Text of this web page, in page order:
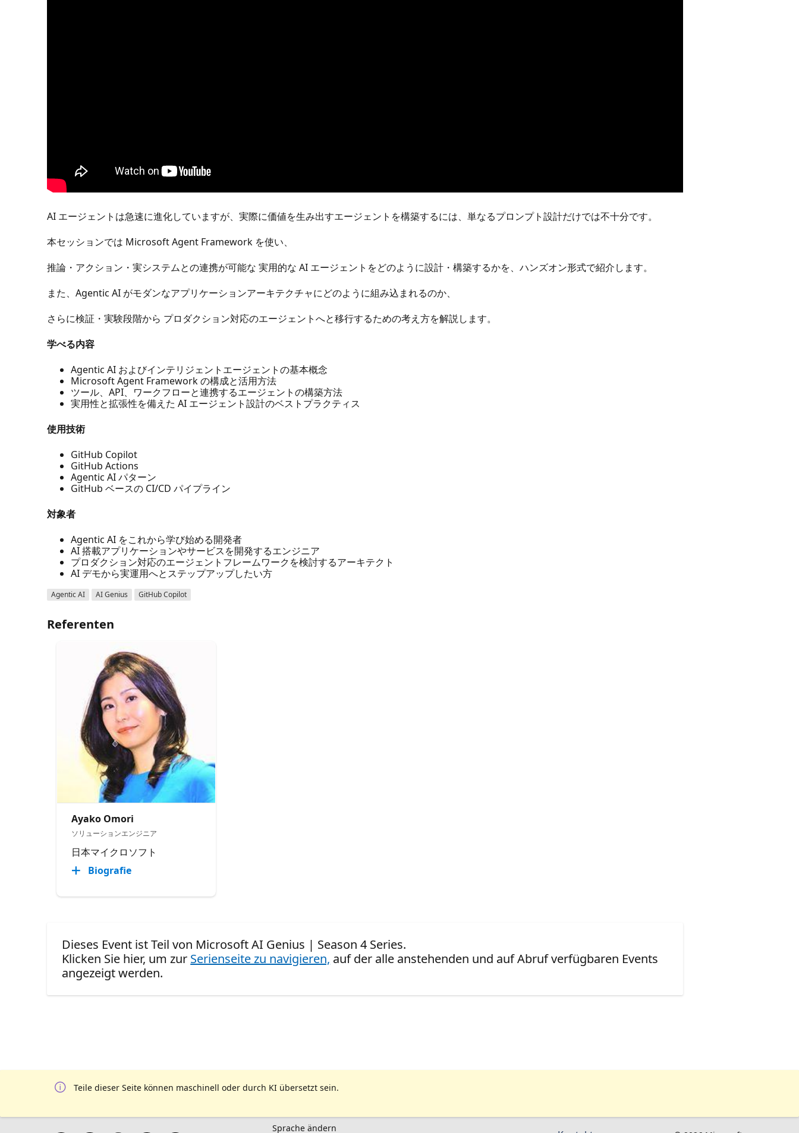
AI エージェントは急速に進化していますが、実際に価値を生み出すエージェントを構築するには、単なるプロンプト設計だけでは不十分です。
本セッションでは Microsoft Agent Framework を使い、
推論・アクション・実システムとの連携が可能な 実用的な AI エージェントをどのように設計・構築するかを、ハンズオン形式で紹介します。
また、Agentic AI がモダンなアプリケーションアーキテクチャにどのように組み込まれるのか、
さらに検証・実験段階から プロダクション対応のエージェントへと移行するための考え方を解説します。
学べる内容
Agentic AI およびインテリジェントエージェントの基本概念
Microsoft Agent Framework の構成と活用方法
ツール、API、ワークフローと連携するエージェントの構築方法
実用性と拡張性を備えた AI エージェント設計のベストプラクティス
使用技術
GitHub Copilot
GitHub Actions
Agentic AI パターン
GitHub ベースの CI/CD パイプライン
対象者
Agentic AI をこれから学び始める開発者
AI 搭載アプリケーションやサービスを開発するエンジニア
プロダクション対応のエージェントフレームワークを検討するアーキテクト
AI デモから実運用へとステップアップしたい方
Agentic AI AI Genius GitHub Copilot
Referenten
Ayako Omori
ソリューションエンジニア
日本マイクロソフト
Biografie
Dieses Event ist Teil von Microsoft AI Genius | Season 4 Series.
Klicken Sie hier, um zur Serienseite zu navigieren, auf der alle anstehenden und auf Abruf verfügbaren Events
angezeigt werden.
Teile dieser Seite können maschinell oder durch KI übersetzt sein.
Sprache ändern